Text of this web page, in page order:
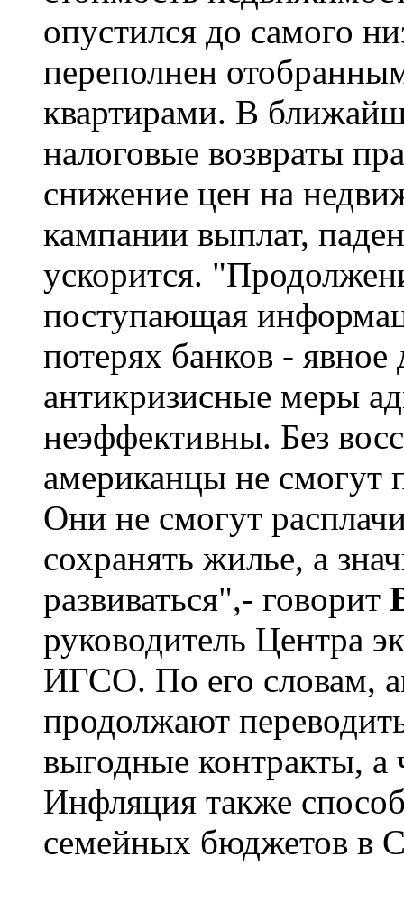
опустился до самого
переполнен
квартирами. В
налоговые возвраты
снижение цен на
кампании выплат,
ускорится.
поступающая
потерях банков - явное
антикризисные меры
неэффективны. Без
американцы не смогут
Они не смогут
сохранять жилье, а
развиваться",- говорит
руководитель Центра
ИГСО. По его словам,
продолжают
выгодные контракты, а
Инфляция также
семейных бюджетов